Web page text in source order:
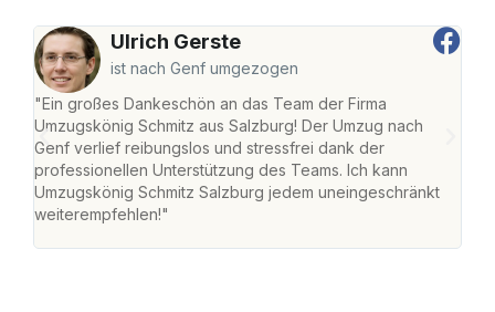
Ulrich Gerste
ist nach Genf umgezogen
"Ein großes Dankeschön an das Team der Firma
Umzugskönig Schmitz aus Salzburg! Der Umzug nach
Genf verlief reibungslos und stressfrei dank der
professionellen Unterstützung des Teams. Ich kann
Umzugskönig Schmitz Salzburg jedem uneingeschränkt
weiterempfehlen!"